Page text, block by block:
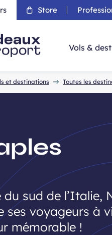
Store
Vols &
et destinations Toutes les
du sud de l’Italie,
ses voyageurs à
mémorable !